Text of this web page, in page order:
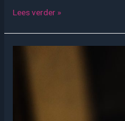
Dit
Lees verder »